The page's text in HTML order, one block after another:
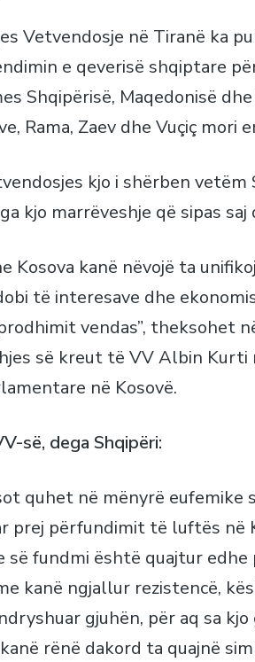
Vetvendosje në Tiranë ka
e qeverisë shqiptare
Shqipërisë, Maqedonisë
Rama, Zaev dhe Vuçiç mori
kjo i shërben
kjo marrëveshje që sipas
Kosova kanë nëvojë ta
të interesave dhe
vendas”, theksohet
së kreut të VV Albin
në Kosovë.
së, dega Shqipëri:
quhet në mënyrë eufemike
prej përfundimit të luftës në
së fundmi është quajtur
kanë ngjallur rezistencë,
gjuhën, për aq sa
rënë dakord ta quajnë